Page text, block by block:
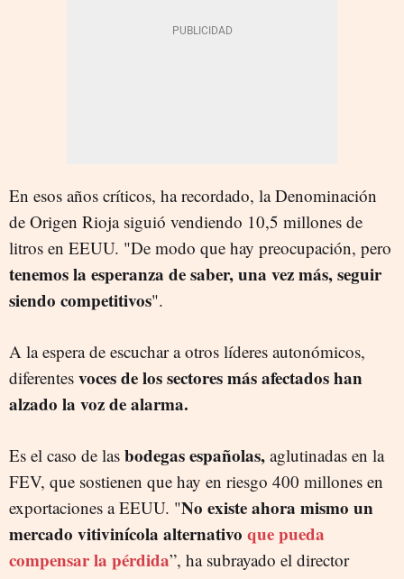
En esos años críticos, ha recordado, la Denominación
de Origen Rioja siguió vendiendo 10,5 millones de
litros en EEUU. "De modo que hay preocupación, pero
tenemos la esperanza de saber, una vez más, seguir
siendo competitivos".
A la espera de escuchar a otros líderes autonómicos,
diferentes voces de los sectores más afectados han
alzado la voz de alarma.
Es el caso de las bodegas españolas, aglutinadas en la
FEV, que sostienen que hay en riesgo 400 millones en
exportaciones a EEUU. "No existe ahora mismo un
mercado vitivinícola alternativo que pueda
compensar la pérdida”, ha subrayado el director